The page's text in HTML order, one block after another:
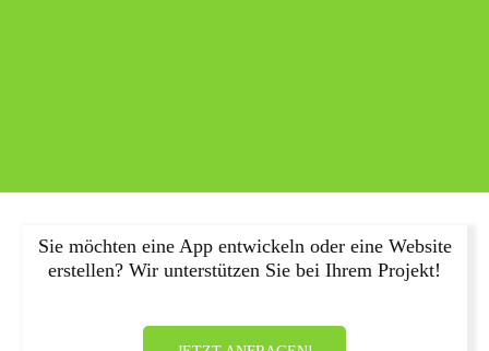
Sie möchten eine App entwickeln oder eine Website
erstellen? Wir unterstützen Sie bei Ihrem Projekt!